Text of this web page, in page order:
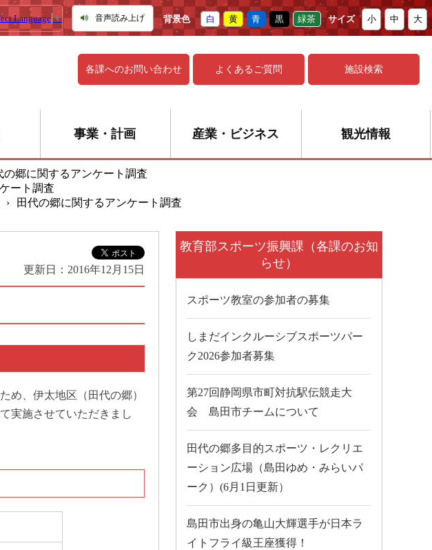
Language▼ 音声読み上げ 背景色 白 黄 青 黒 緑茶 サイズ 小 中 大
各課へのお問い合わせ よくあるご質問 施設検索
事業・計画 産業・ビジネス 観光情報
の郷に関するアンケート調査
ート調査
› 田代の郷に関するアンケート調査
更新日： 2016年12月15日
め、伊太地区（田代の郷）
実施させていただきまし
教育部スポーツ振興課（各課のお知
らせ）
スポーツ教室の参加者の募集
しまだインクルーシブスポーツパー
ク2026参加者募集
第27回静岡県市町対抗駅伝競走大
会 島田市チームについて
田代の郷多目的スポーツ・レクリエ
ーション広場（島田ゆめ・みらいパ
ーク）(6月1日更新）
島田市出身の亀山大輝選手が日本ラ
イトフライ級王座獲得！